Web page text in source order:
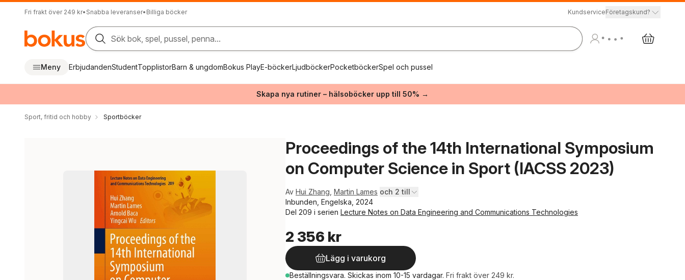
Fri frakt över 249 kr• Snabba leveranser• Billiga böcker KundserviceFöretagskund?
Sök bok, spel, pussel, penna...
Meny ErbjudandenStudentTopplistorBarn & ungdomBokus PlayE-böckerLjudböckerPocketböckerSpel och pussel
Skapa nya rutiner – hälsoböcker upp till 50% →
Sport, fritid och hobby Sportböcker
Proceedings of the 14th International Symposium
on Computer Science in Sport (IACSS 2023)
Av Hui Zhang Martin Lames och 2 till
Inbunden, Engelska, 2024
Del 209 i serien Lecture Notes on Data Engineering and Communications Technologies
2 356 kr
Lägg i varukorg
Beställningsvara. Skickas inom 10-15 vardagar. Fri frakt över 249 kr.